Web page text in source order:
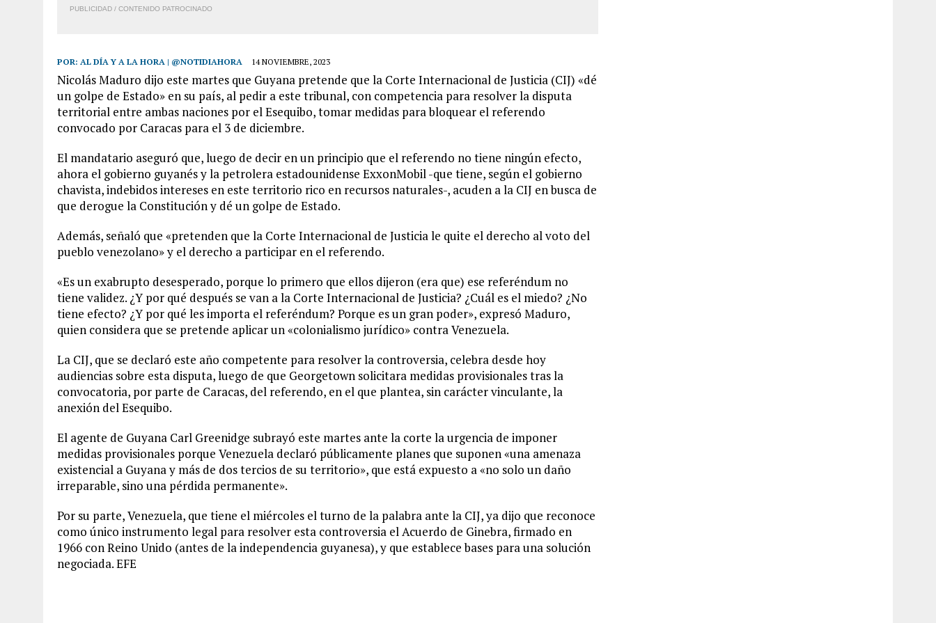
PUBLICIDAD / CONTENIDO PATROCINADO
POR: AL DÍA Y A LA HORA | @NOTIDIAHORA 14 NOVIEMBRE, 2023
Nicolás Maduro dijo este martes que Guyana pretende que la Corte Internacional de Justicia (CIJ) «dé
un golpe de Estado» en su país, al pedir a este tribunal, con competencia para resolver la disputa
territorial entre ambas naciones por el Esequibo, tomar medidas para bloquear el referendo
convocado por Caracas para el 3 de diciembre.
El mandatario aseguró que, luego de decir en un principio que el referendo no tiene ningún efecto,
ahora el gobierno guyanés y la petrolera estadounidense ExxonMobil -que tiene, según el gobierno
chavista, indebidos intereses en este territorio rico en recursos naturales-, acuden a la CIJ en busca de
que derogue la Constitución y dé un golpe de Estado.
Además, señaló que «pretenden que la Corte Internacional de Justicia le quite el derecho al voto del
pueblo venezolano» y el derecho a participar en el referendo.
«Es un exabrupto desesperado, porque lo primero que ellos dijeron (era que) ese referéndum no
tiene validez. ¿Y por qué después se van a la Corte Internacional de Justicia? ¿Cuál es el miedo? ¿No
tiene efecto? ¿Y por qué les importa el referéndum? Porque es un gran poder», expresó Maduro,
quien considera que se pretende aplicar un «colonialismo jurídico» contra Venezuela.
La CIJ, que se declaró este año competente para resolver la controversia, celebra desde hoy
audiencias sobre esta disputa, luego de que Georgetown solicitara medidas provisionales tras la
convocatoria, por parte de Caracas, del referendo, en el que plantea, sin carácter vinculante, la
anexión del Esequibo.
El agente de Guyana Carl Greenidge subrayó este martes ante la corte la urgencia de imponer
medidas provisionales porque Venezuela declaró públicamente planes que suponen «una amenaza
existencial a Guyana y más de dos tercios de su territorio», que está expuesto a «no solo un daño
irreparable, sino una pérdida permanente».
Por su parte, Venezuela, que tiene el miércoles el turno de la palabra ante la CIJ, ya dijo que reconoce
como único instrumento legal para resolver esta controversia el Acuerdo de Ginebra, firmado en
1966 con Reino Unido (antes de la independencia guyanesa), y que establece bases para una solución
negociada. EFE